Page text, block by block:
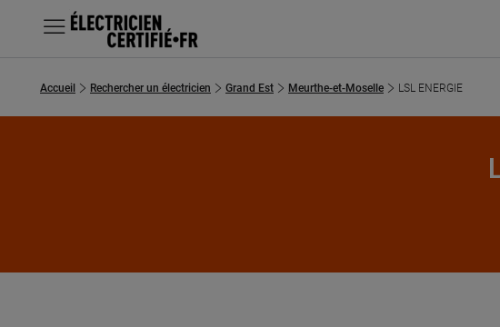
MENU
Chercher un électricien
Accueil Rechercher un électricien Grand Est Meurthe-et-Moselle LSL ENERGIE